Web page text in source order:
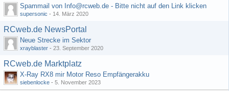
Spammail von Info@rcweb.de - Bitte nicht auf den Link klicken
supersonic - 14. März 2020
RCweb.de NewsPortal
Neue Strecke im Sektor
xrayblaster - 23. September 2020
RCweb.de Marktplatz
X-Ray RX8 mir Motor Reso Empfängerakku
siebenlocke - 5. November 2023